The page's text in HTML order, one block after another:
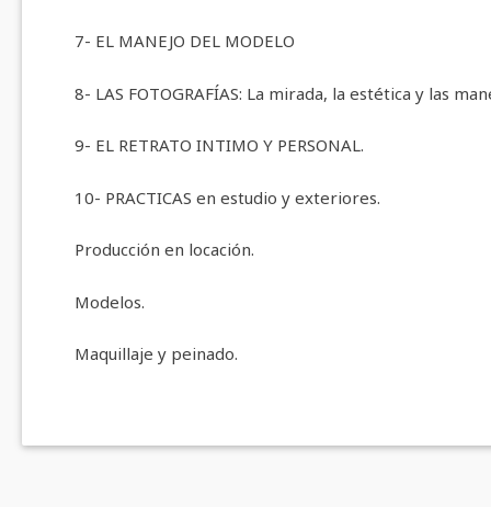
7- EL MANEJO DEL MODELO
8- LAS FOTOGRAFÍAS: La mirada, la estética y las
9- EL RETRATO INTIMO Y PERSONAL.
10- PRACTICAS en estudio y exteriores.
Producción en locación.
Modelos.
Maquillaje y peinado.